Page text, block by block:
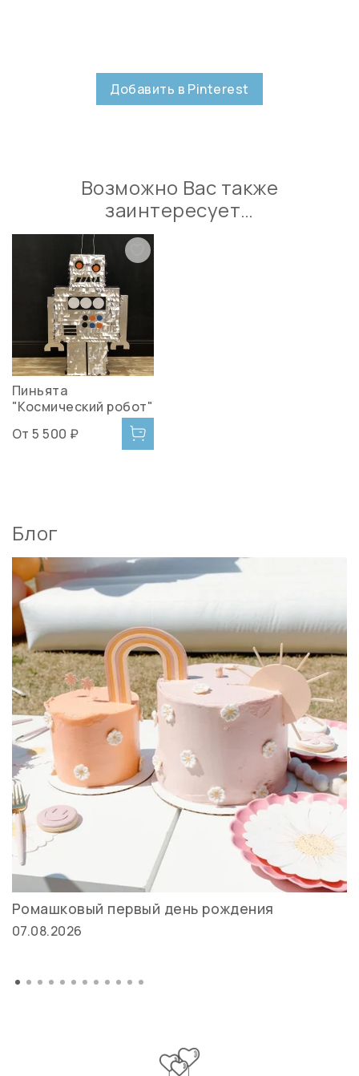
Добавить в Pinterest
Возможно Вас также
заинтересует…
Пиньята
"Космический робот"
От 5 500 ₽
Блог
Ромашковый первый день рождения
07.08.2026